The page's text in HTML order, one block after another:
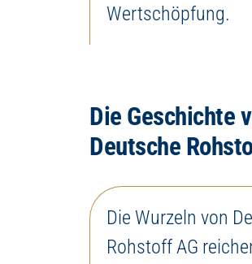
Wertschöpfung.
Die Geschichte
Deutsche
Die Wurzeln von
Rohstoff AG